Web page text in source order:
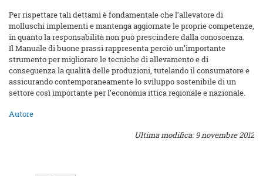
Per rispettare tali dettami è fondamentale che l’allevatore di
molluschi implementi e mantenga aggiornate le proprie competenze,
in quanto la responsabilità non può prescindere dalla conoscenza.
Il Manuale di buone prassi rappresenta perciò un’importante
strumento per migliorare le tecniche di allevamento e di
conseguenza la qualità delle produzioni, tutelando il consumatore e
assicurando contemporaneamente lo sviluppo sostenibile di un
settore così importante per l’economia ittica regionale e nazionale.
Autore
Ultima modifica: 9 novembre 2012